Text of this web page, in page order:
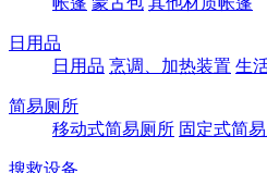
日用品
日用品 烹调、加热装置 生
简易厕所
移动式简易厕所 固定式简
搜救设备